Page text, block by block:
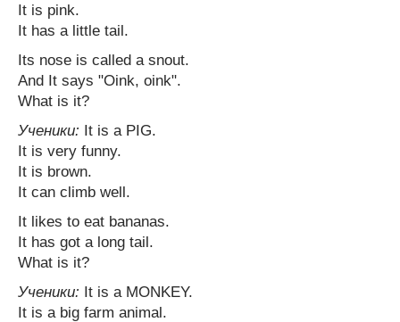
It is pink.
It has a little tail.
Its nose is called a snout.
And It says "Oink, oink".
What is it?
Ученики: It is a PIG.
It is very funny.
It is brown.
It can climb well.
It likes to eat bananas.
It has got a long tail.
What is it?
Ученики: It is a MONKEY.
It is a big farm animal.